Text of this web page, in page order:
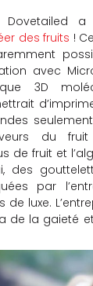
a
des fruits !
avec
3D
du
de fruit et
des
par
luxe.
de la gaieté